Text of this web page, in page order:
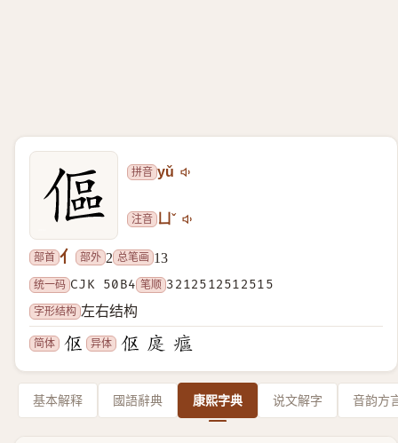
拼音 yǔ
注音 ㄩˇ
部首 亻 部外 2 总笔画 13
统一码 CJK 50B4 笔顺 3212512512515
字形结构 左右结构
简体 异体
基本解释 國語辭典 康熙字典 说文解字 音韵方